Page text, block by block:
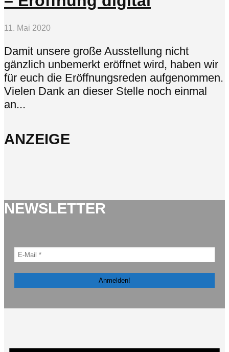
11. Mai 2020
Damit unsere große Ausstellung nicht
gänzlich unbemerkt eröffnet wird, haben wir
für euch die Eröffnungsreden aufgenommen.
Vielen Dank an dieser Stelle noch einmal
an...
ANZEIGE
NEWSLETTER